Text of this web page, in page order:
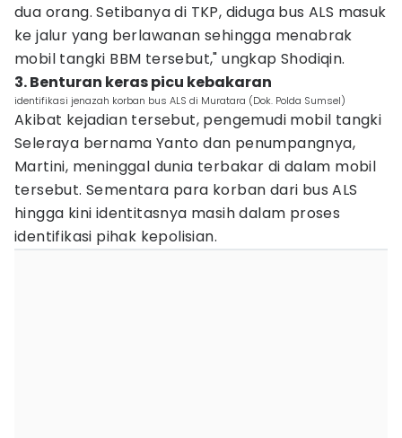
dua orang. Setibanya di TKP, diduga bus ALS masuk
ke jalur yang berlawanan sehingga menabrak
mobil tangki BBM tersebut," ungkap Shodiqin.
3. Benturan keras picu kebakaran
identifikasi jenazah korban bus ALS di Muratara (Dok. Polda Sumsel)
Akibat kejadian tersebut, pengemudi mobil tangki
Seleraya bernama Yanto dan penumpangnya,
Martini, meninggal dunia terbakar di dalam mobil
tersebut. Sementara para korban dari bus ALS
hingga kini identitasnya masih dalam proses
identifikasi pihak kepolisian.